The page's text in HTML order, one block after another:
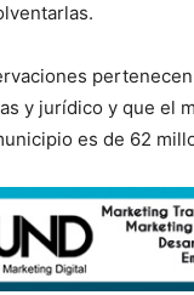
y jurídico y que el
es de 62